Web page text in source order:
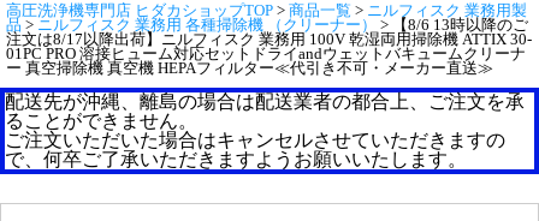
高圧洗浄機専門店 ヒダカショップTOP > 商品一覧 > ニルフィスク 業務用製
品 > ニルフィスク 業務用 各種掃除機 （クリーナー）
> 【8/6 13時以降のご
注文は8/17以降出荷】ニルフィスク 業務用 100V 乾湿両用掃除機 ATTIX 30-
01PC PRO 溶接ヒューム対応セットドライandウェットバキュームクリーナ
ー 真空掃除機 真空機 HEPAフィルター≪代引き不可・メーカー直送≫
配送先が沖縄、離島の場合は配送業者の都合上、ご注文を承
ることができません。
ご注文いただいた場合はキャンセルさせていただきますの
で、何卒ご了承いただきますようお願いいたします。